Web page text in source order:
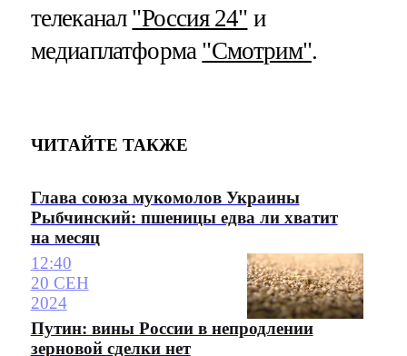
телеканал "Россия 24" и
медиаплатформа "Смотрим".
ЧИТАЙТЕ ТАКЖЕ
Глава союза мукомолов Украины
Рыбчинский: пшеницы едва ли хватит
на месяц
12:40
20 СЕН
2024
Путин: вины России в непродлении
зерновой сделки нет